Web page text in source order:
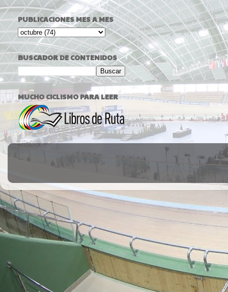
PUBLICACIONES MES A MES
BUSCADOR DE CONTENIDOS
MUCHO CICLISMO PARA LEER